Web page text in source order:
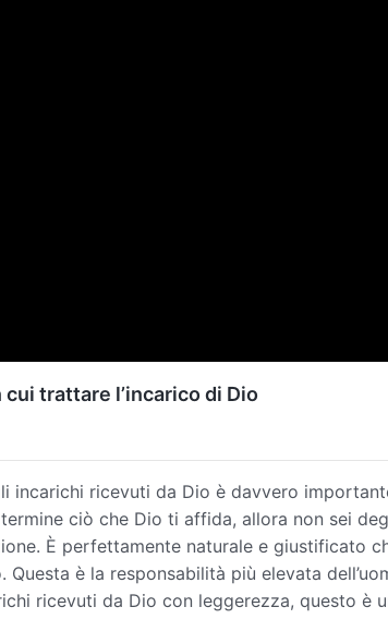
trattare l’incarico di Dio
incarichi ricevuti da Dio è davvero
ciò che Dio ti affida, allora non sei
È perfettamente naturale e giustificato
è la responsabilità più elevata
ricevuti da Dio con leggerezza, questo è